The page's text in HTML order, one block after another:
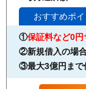
おすすめポイ
①保証料など0
②新規借入の場
③最大3億円まで